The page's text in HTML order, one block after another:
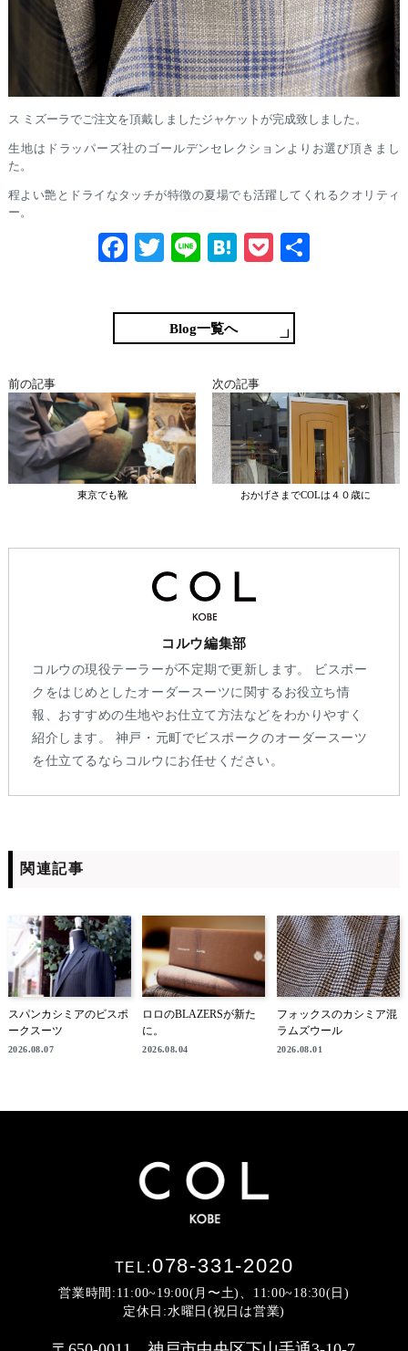
ス ミズーラでご注文を頂戴しましたジャケットが完成致しました。
生地はドラッパーズ社のゴールデンセレクションよりお選び頂きまし
た。
程よい艶とドライなタッチが特徴の夏場でも活躍してくれるクオリティ
ー。
Fa
bo
ok
T
tte
r
Li
H
en
a
P
ke
t
Blog一覧へ
前の記事
東京でも靴
次の記事
おかげさまでCOLは４０歳に
コルウ編集部
コルウの現役テーラーが不定期で更新します。 ビスポー
クをはじめとしたオーダースーツに関するお役立ち情
報、おすすめの生地やお仕立て方法などをわかりやすく
紹介します。 神戸・元町でビスポークのオーダースーツ
を仕立てるならコルウにお任せください。
関連記事
スパンカシミアのビスポ
ークスーツ
2026.08.07
ロロのBLAZERSが新た
に。
2026.08.04
フォックスのカシミア混
ラムズウール
2026.08.01
TEL:078-331-2020
営業時間:11:00~19:00(月〜土)、11:00~18:30(日)
定休日:水曜日(祝日は営業)